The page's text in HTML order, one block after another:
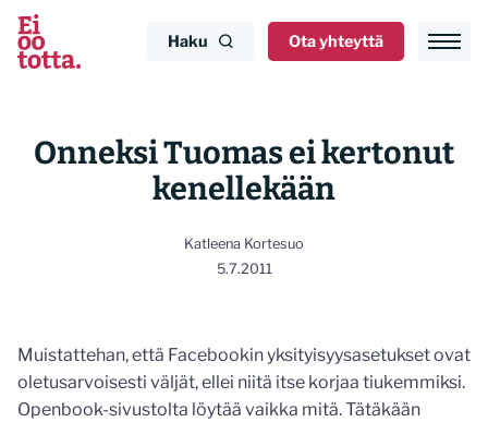
Siirry
sisältöön
Haku Ota yhteyttä
Onneksi Tuomas ei kertonut
kenellekään
Katleena Kortesuo
5.7.2011
Muistattehan, että Facebookin yksityisyysasetukset ovat
oletusarvoisesti väljät, ellei niitä itse korjaa tiukemmiksi.
Openbook-sivustolta löytää vaikka mitä. Tätäkään